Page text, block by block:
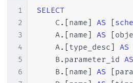
28
29
30
31
32
33
34
BEGIN
RETURN
'Dirceu'
CREATE
FUNCTION
1
2
3
4
5
6
SELECT
    C
. name AS
    A
. name AS
    A
. type_desc AS
    B
. parameter_id AS
    B
. name AS